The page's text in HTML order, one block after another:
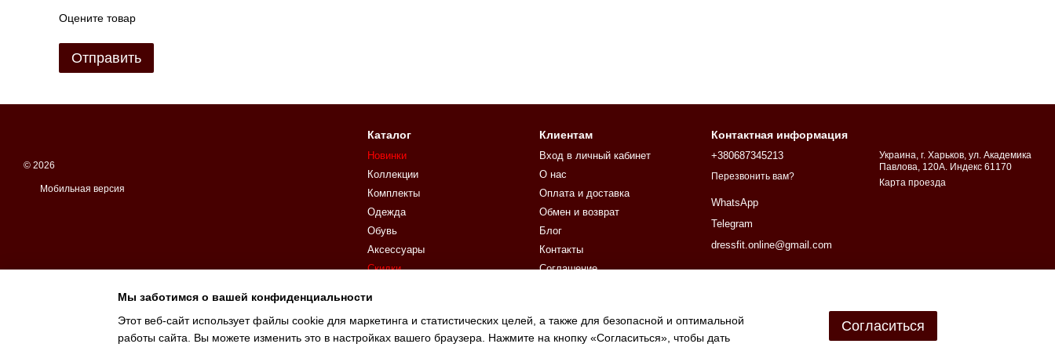
Оцените товар
Отправить
© 2026
Мобильная версия
Каталог
Новинки
Коллекции
Комплекты
Одежда
Обувь
Аксессуары
Скидки
Клиентам
Вход в личный кабинет
О нас
Оплата и доставка
Обмен и возврат
Блог
Контакты
Соглашение
Контактная информация
+380687345213
Перезвонить вам?
WhatsApp
Telegram
dressfit.online@gmail.com
Украина, г. Харьков, ул. Академика
Павлова, 120А. Индекс 61170
Карта проезда
Мы заботимся о вашей конфиденциальности
Этот веб-сайт использует файлы cookie для маркетинга и статистических целей, а также для безопасной и оптимальной
работы сайта. Вы можете изменить это в настройках вашего браузера. Нажмите на кнопку «Согласиться», чтобы дать
Согласиться